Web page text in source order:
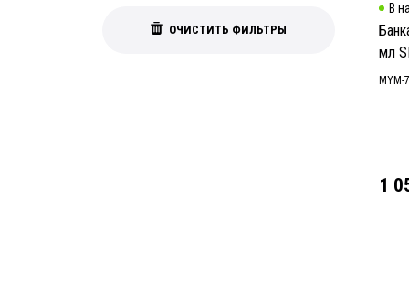
ОЧИСТИТЬ ФИЛЬТРЫ
В
мл
MYM-
1